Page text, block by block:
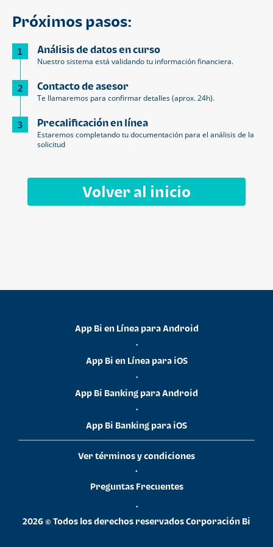
Próximos pasos:
1 Análisis de datos en curso
Nuestro sistema está validando tu información financiera.
2 Contacto de asesor
Te llamaremos para confirmar detalles (aprox. 24h).
3 Precalificación en línea
Estaremos completando tu documentación para el análisis de la
solicitud
Volver al inicio
App Bi en Línea para Android
•
App Bi en Línea para iOS
•
App Bi Banking para Android
•
App Bi Banking para iOS
Ver términos y condiciones
•
Preguntas Frecuentes
•
2026 © Todos los derechos reservados Corporación Bi